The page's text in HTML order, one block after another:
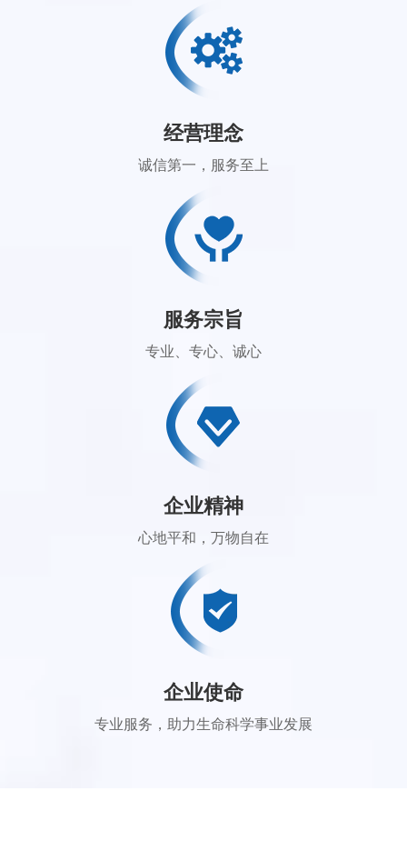
经营理念
诚信第一，服务至上
服务宗旨
专业、专心、诚心
企业精神
心地平和，万物自在
企业使命
专业服务，助力生命科学事业发展